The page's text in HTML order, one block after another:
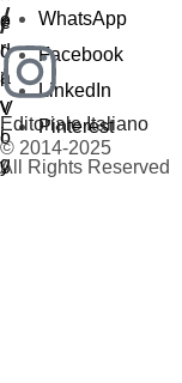
/
Editoriale Italiano
© 2014-2025
All Rights Reserved
WhatsApp
Facebook
LinkedIn
Pinterest